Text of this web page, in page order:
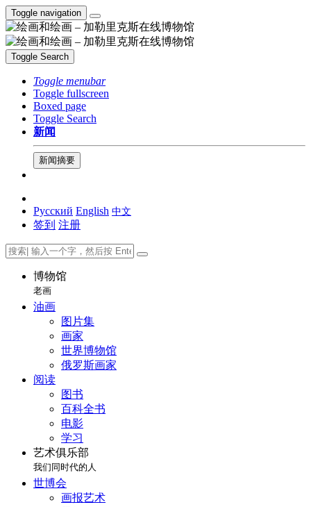
Toggle navigation
Toggle Search
Toggle menubar
Toggle fullscreen
Boxed page
Toggle Search
新闻
新闻摘要
Русский English 中文
签到 注册
博物馆
老画
油画
图片集
画家
世界博物馆
俄罗斯画家
阅读
图书
百科全书
电影
学习
艺术俱乐部
我们同时代的人
世博会
画报艺术